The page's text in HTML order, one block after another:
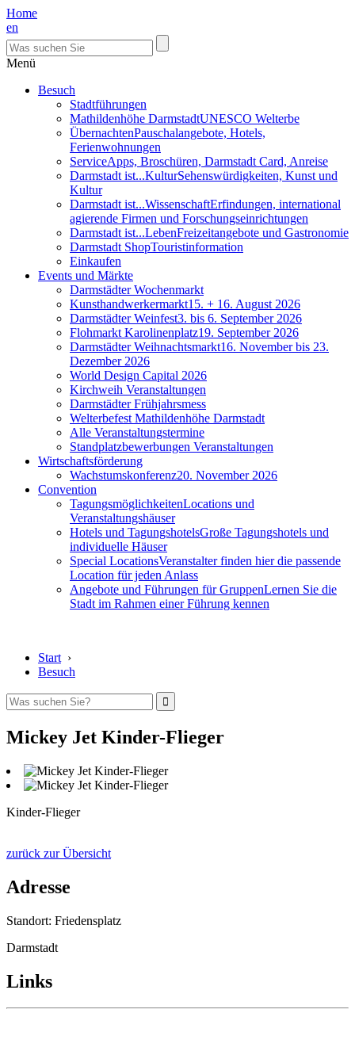
Home
en
Menü
Besuch
Stadtführungen
Mathildenhöhe DarmstadtUNESCO Welterbe
ÜbernachtenPauschalangebote, Hotels,
Ferienwohnungen
ServiceApps, Broschüren, Darmstadt Card, Anreise
Darmstadt ist...KulturSehenswürdigkeiten, Kunst und
Kultur
Darmstadt ist...WissenschaftErfindungen, international
agierende Firmen und Forschungseinrichtungen
Darmstadt ist...LebenFreizeitangebote und Gastronomie
Darmstadt ShopTouristinformation
Einkaufen
Events und Märkte
Darmstädter Wochenmarkt
Kunsthandwerkermarkt15. + 16. August 2026
Darmstädter Weinfest3. bis 6. September 2026
Flohmarkt Karolinenplatz19. September 2026
Darmstädter Weihnachtsmarkt16. November bis 23.
Dezember 2026
World Design Capital 2026
Kirchweih Veranstaltungen
Darmstädter Frühjahrsmess
Welterbefest Mathildenhöhe Darmstadt
Alle Veranstaltungstermine
Standplatzbewerbungen Veranstaltungen
Wirtschaftsförderung
Wachstumskonferenz20. November 2026
Convention
TagungsmöglichkeitenLocations und
Veranstaltungshäuser
Hotels und TagungshotelsGroße Tagungshotels und
individuelle Häuser
Special LocationsVeranstalter finden hier die passende
Location für jeden Anlass
Angebote und Führungen für GruppenLernen Sie die
Stadt im Rahmen einer Führung kennen
Start ›
Besuch
Mickey Jet Kinder-Flieger
Kinder-Flieger
zurück zur Übersicht
Adresse
Standort: Friedensplatz
Darmstadt
Links